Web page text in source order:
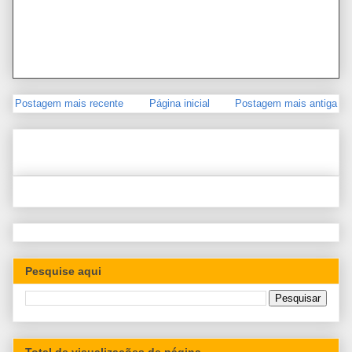
Postagem mais recente Postagem mais antiga
Página inicial
Pesquise aqui